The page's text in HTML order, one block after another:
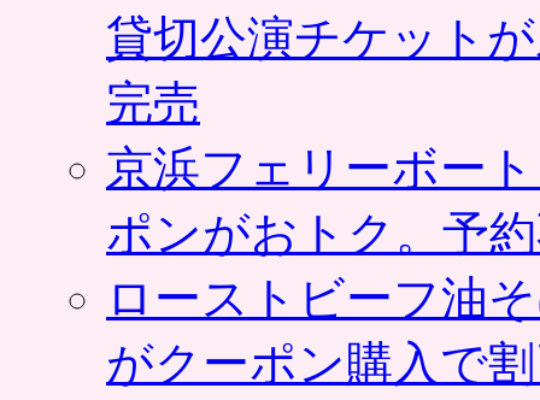
貸切公演チケット
完売
京浜フェリーボー
ポンがおトク。予
ローストビーフ油
がクーポン購入で